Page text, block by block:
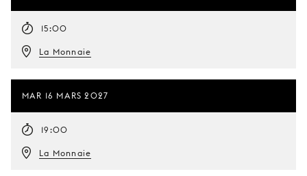
15:00
La Monnaie
MAR 16 MARS 2027
19:00
La Monnaie